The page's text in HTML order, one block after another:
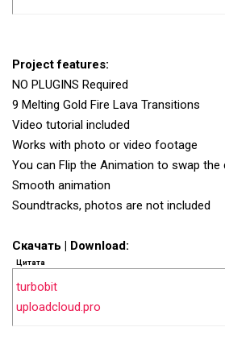
Project features:
NO PLUGINS Required
9 Melting Gold Fire Lava Transitions
Video tutorial included
Works with photo or video footage
You can Flip the Animation to swap
Smooth animation
Soundtracks, photos are not included
Скачать | Download:
Цитата
turbobit
uploadcloud.pro